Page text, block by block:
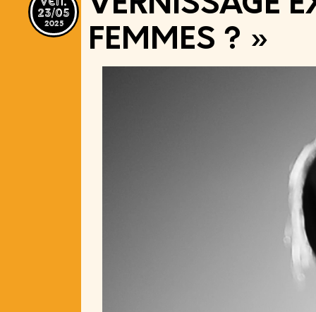
23/05
2025
FEMMES ? »